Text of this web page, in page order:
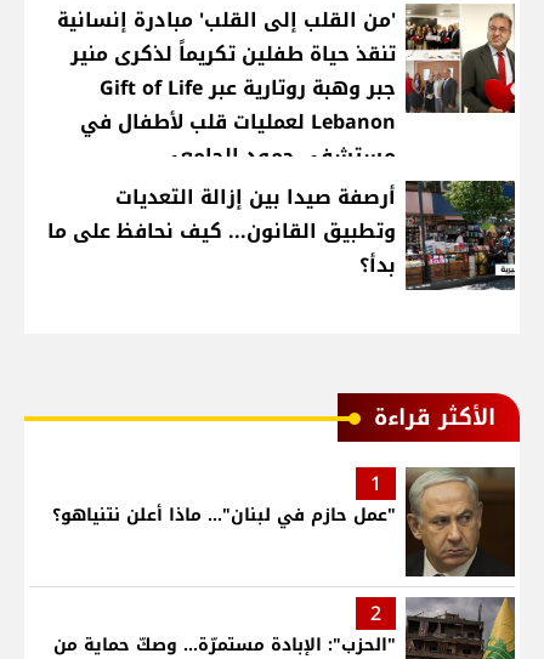
'من القلب إلى القلب' مبادرة إنسانية
تنقذ حياة طفلين تكريماً لذكرى منير
جبر وهبة روتارية عبر Gift of Life
Lebanon لعمليات قلب لأطفال في
مستشفى حمود الجامعي
أرصفة صيدا بين إزالة التعديات
وتطبيق القانون... كيف نحافظ على ما
بدأ؟
الأكثر قراءة
1
"عمل حازم في لبنان"... ماذا أعلن نتنياهو؟
2
"الحزب": الإبادة مستمرّة... وصكّ حماية من